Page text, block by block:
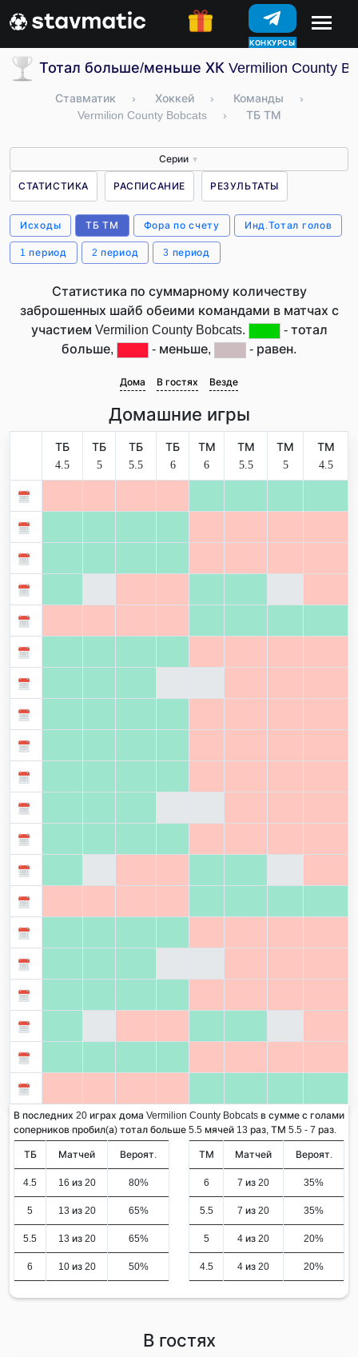
КОНКУРСЫ
Тотал больше/меньше ХК Vermilion County
Ставматик › Хоккей › Команды
›
Vermilion County Bobcats
› ТБ ТМ
Серии ▼
СТАТИСТИКА РАСПИСАНИЕ РЕЗУЛЬТАТЫ
Исходы ТБ ТМ Фора по счету Инд.Тотал голов
1 период 2 период 3 период
Статистика по суммарному количеству
заброшенных шайб обеими командами в матчах с
участием Vermilion County Bobcats.
- тотал
больше,
- меньше, - равен.
Дома В гостях Везде
Домашние игры
ТБ
4.5
ТБ
5
ТБ
5.5
ТБ
6
ТМ
6
ТМ
5.5
ТМ
5
ТМ
4.5
В последних 20 играх дома Vermilion County Bobcats в сумме с голами
соперников пробил(а) тотал больше 5.5 мячей 13 раз, ТМ 5.5 - 7 раз.
ТБ Матчей Вероят.
4.5 16 из 20 80%
5 13 из 20 65%
5.5 13 из 20 65%
6 10 из 20 50%
ТМ Матчей Вероят.
6 7 из 20 35%
5.5 7 из 20 35%
5 4 из 20 20%
4.5 4 из 20 20%
В гостях